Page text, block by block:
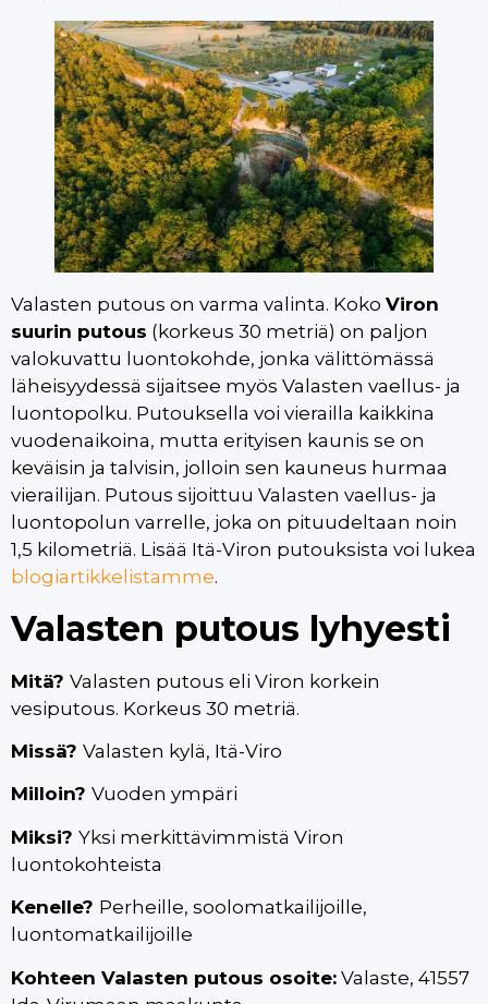
Valasten putous on varma valinta. Koko Viron
suurin putous (korkeus 30 metriä) on paljon
valokuvattu luontokohde, jonka välittömässä
läheisyydessä sijaitsee myös Valasten vaellus- ja
luontopolku. Putouksella voi vierailla kaikkina
vuodenaikoina, mutta erityisen kaunis se on
keväisin ja talvisin, jolloin sen kauneus hurmaa
vierailijan. Putous sijoittuu Valasten vaellus- ja
luontopolun varrelle, joka on pituudeltaan noin
1,5 kilometriä. Lisää Itä-Viron putouksista voi lukea
blogiartikkelistamme.
Valasten putous lyhyesti
Mitä? Valasten putous eli Viron korkein
vesiputous. Korkeus 30 metriä.
Missä? Valasten kylä, Itä-Viro
Milloin? Vuoden ympäri
Miksi? Yksi merkittävimmistä Viron
luontokohteista
Kenelle? Perheille, soolomatkailijoille,
luontomatkailijoille
Kohteen Valasten putous osoite: Valaste, 41557